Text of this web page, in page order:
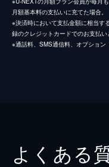
月額基本料の支払いに充てた場合。
※決済時において支払金額に相当す
録のクレジットカードでのお支払い
※通話料、SMS通信料、オプション
よくある